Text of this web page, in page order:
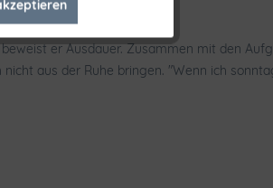
er Ausdauer. Zusammen mit den
aus der Ruhe bringen. "Wenn ich
Inaktiv
Inaktiv